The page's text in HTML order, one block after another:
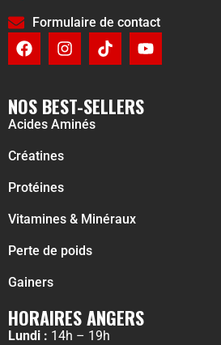
Formulaire de contact
NOS BEST-SELLERS
Acides Aminés
Créatines
Protéines
Vitamines & Minéraux
Perte de poids
Gainers
HORAIRES ANGERS
Lundi : 14h – 19h